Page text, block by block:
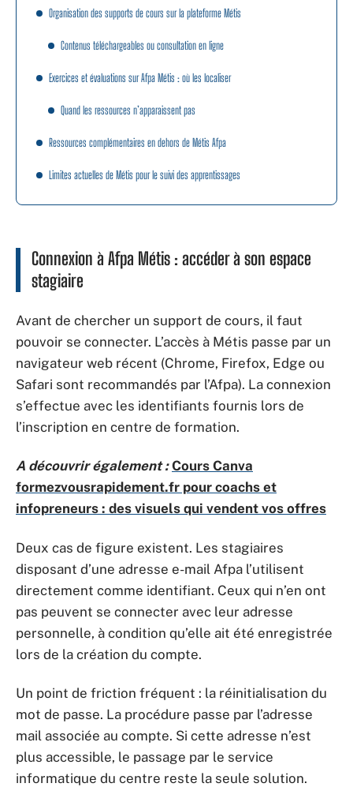
Organisation des supports de cours sur la plateforme Métis
Contenus téléchargeables ou consultation en ligne
Exercices et évaluations sur Afpa Métis : où les localiser
Quand les ressources n’apparaissent pas
Ressources complémentaires en dehors de Métis Afpa
Limites actuelles de Métis pour le suivi des apprentissages
Connexion à Afpa Métis : accéder à son espace
stagiaire
Avant de chercher un support de cours, il faut
pouvoir se connecter. L’accès à Métis passe par un
navigateur web récent (Chrome, Firefox, Edge ou
Safari sont recommandés par l’Afpa). La connexion
s’effectue avec les identifiants fournis lors de
l’inscription en centre de formation.
A découvrir également : Cours Canva
formezvousrapidement.fr pour coachs et
infopreneurs : des visuels qui vendent vos offres
Deux cas de figure existent. Les stagiaires
disposant d’une adresse e-mail Afpa l’utilisent
directement comme identifiant. Ceux qui n’en ont
pas peuvent se connecter avec leur adresse
personnelle, à condition qu’elle ait été enregistrée
lors de la création du compte.
Un point de friction fréquent : la réinitialisation du
mot de passe. La procédure passe par l’adresse
mail associée au compte. Si cette adresse n’est
plus accessible, le passage par le service
informatique du centre reste la seule solution.